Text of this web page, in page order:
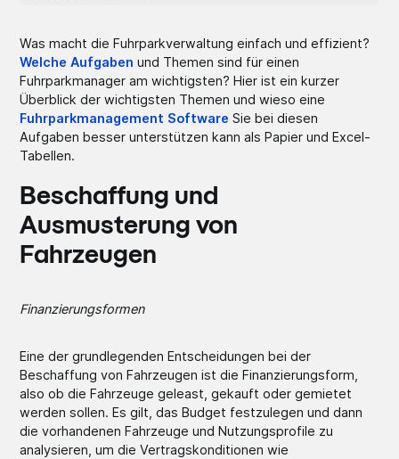
Was macht die Fuhrparkverwaltung einfach und effizient?
Welche Aufgaben und Themen sind für einen
Fuhrparkmanager am wichtigsten? Hier ist ein kurzer
Überblick der wichtigsten Themen und wieso eine
Fuhrparkmanagement Software Sie bei diesen
Aufgaben besser unterstützen kann als Papier und Excel-
Tabellen.
Beschaffung und
Ausmusterung von
Fahrzeugen
Finanzierungsformen
Eine der grundlegenden Entscheidungen bei der
Beschaffung von Fahrzeugen ist die Finanzierungsform,
also ob die Fahrzeuge geleast, gekauft oder gemietet
werden sollen. Es gilt, das Budget festzulegen und dann
die vorhandenen Fahrzeuge und Nutzungsprofile zu
analysieren, um die Vertragskonditionen wie